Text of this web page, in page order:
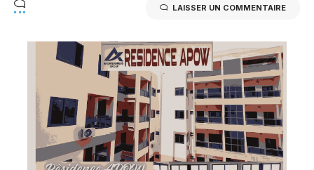
LAISSER UN COMMENTAIRE